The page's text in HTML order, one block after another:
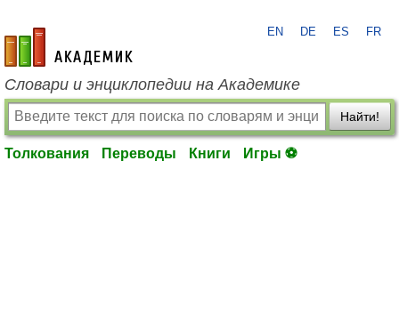
academic.ru
EN DE ES FR
Словари и энциклопедии на Академике
Найти!
Толкования Переводы Книги Игры ⚽